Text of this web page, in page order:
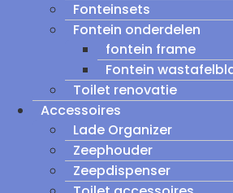
Fonteinsets
Fontein onderdelen
fontein frame
Fontein
Toilet renovatie
Accessoires
Lade Organizer
Zeephouder
Zeepdispenser